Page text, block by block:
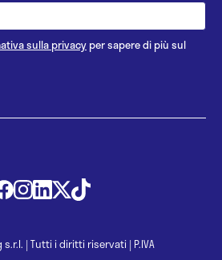
sulla privacyper sapere di più sul
s.r.l. | Tutti i diritti riservati | P.IVA